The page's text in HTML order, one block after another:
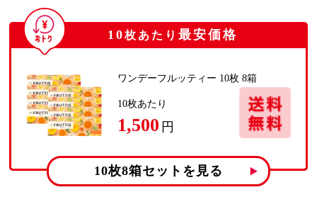
10枚あたり 最安価格
ワンデーフルッティー 10枚 8箱
10枚あたり
1,500 円
10枚8箱セットを見る